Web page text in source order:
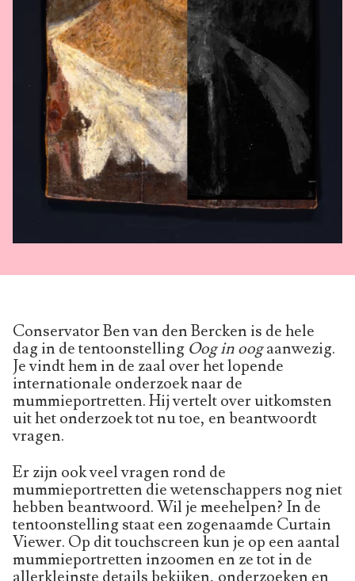
Conservator Ben van den Bercken is de hele
dag in de tentoonstelling Oog in oogaanwezig.
Je vindt hem in de zaal over het lopende
internationale onderzoek naar de
mummieportretten. Hij vertelt over uitkomsten
uit het onderzoek tot nu toe, en beantwoordt
vragen.
Er zijn ook veel vragen rond de
mummieportretten die wetenschappers nog niet
hebben beantwoord. Wil je meehelpen? In de
tentoonstelling staat een zogenaamde Curtain
Viewer. Op dit touchscreen kun je op een aantal
mummieportretten inzoomen en ze tot in de
allerkleinste details bekijken, onderzoeken en